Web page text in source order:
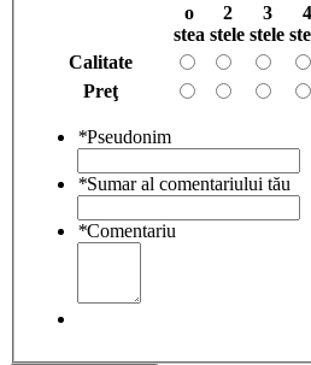
o
stea
2
stele
3
stele
4
Calitate
Preţ
*Pseudonim
*Sumar al comentariului tău
*Comentariu